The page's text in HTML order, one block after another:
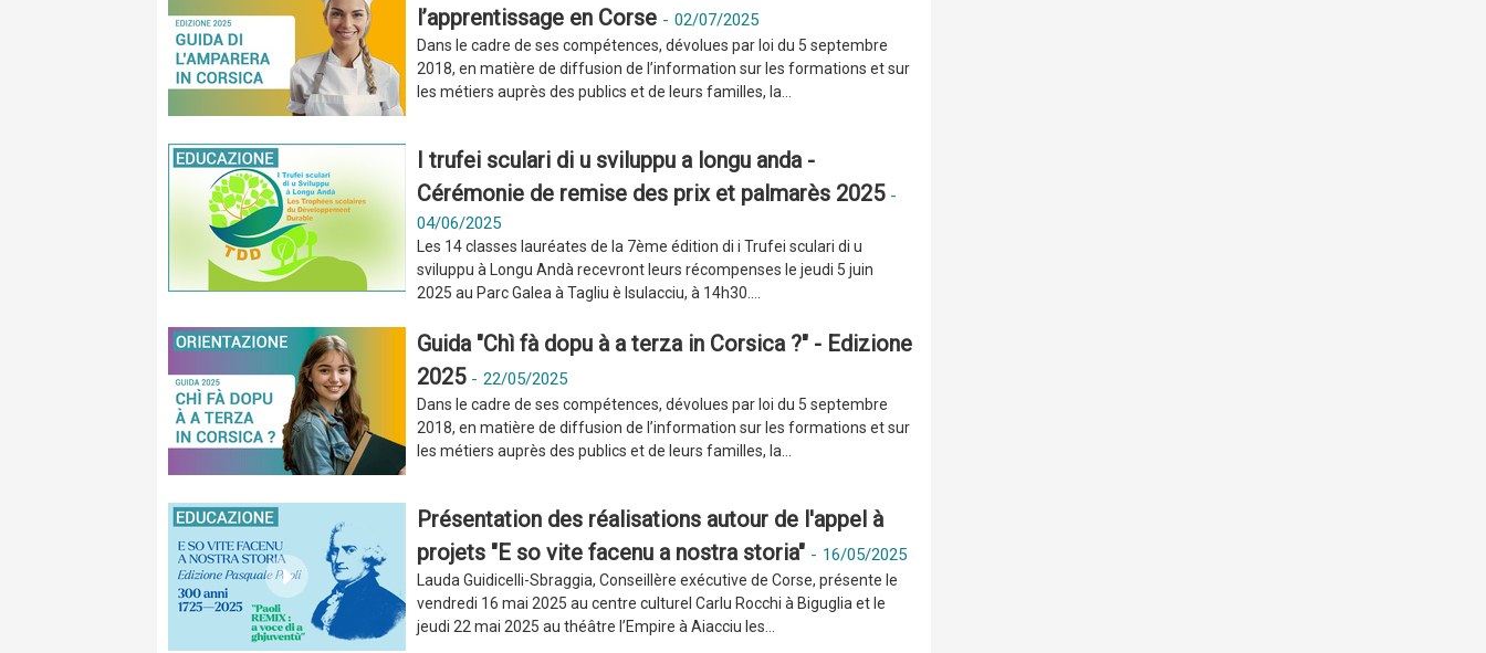
l’apprentissage en Corse - 02/07/2025
Dans le cadre de ses compétences, dévolues par loi du 5 septembre
2018, en matière de diffusion de l’information sur les formations et sur
les métiers auprès des publics et de leurs familles, la...
I trufei sculari di u sviluppu a longu anda -
Cérémonie de remise des prix et palmarès 2025 -
04/06/2025
Les 14 classes lauréates de la 7ème édition di i Trufei sculari di u
sviluppu à Longu Andà recevront leurs récompenses le jeudi 5 juin
2025 au Parc Galea à Tagliu è Isulacciu, à 14h30....
Guida "Chì fà dopu à a terza in Corsica ?" - Edizione
2025 - 22/05/2025
Dans le cadre de ses compétences, dévolues par loi du 5 septembre
2018, en matière de diffusion de l’information sur les formations et sur
les métiers auprès des publics et de leurs familles, la...
Présentation des réalisations autour de l'appel à
projets "E so vite facenu a nostra storia" - 16/05/2025
Lauda Guidicelli-Sbraggia, Conseillère exécutive de Corse, présente le
vendredi 16 mai 2025 au centre culturel Carlu Rocchi à Biguglia et le
jeudi 22 mai 2025 au théâtre l’Empire à Aiacciu les...